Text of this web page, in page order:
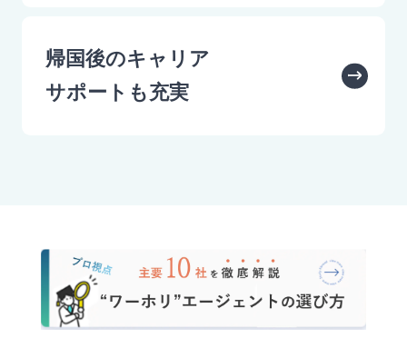
帰国後のキャリア
サポートも充実